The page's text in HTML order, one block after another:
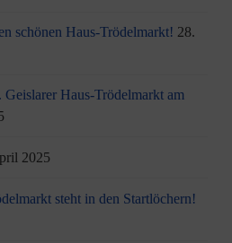
schönen Haus-Trödelmarkt! 28.
Haus-Trödelmarkt am
2025
steht in den Startlöchern!